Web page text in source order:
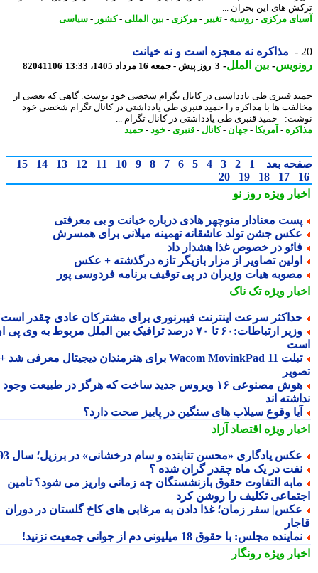
های این بحران ...
مرکزی - روسیه-تغییر-مرکزی - بین المللی-کشور-سیاسی
مذاکره نه معجزه است و نه خیانت
-بین الملل-3 روز پیش - جمعه 16 مرداد 1405، 13:33 82041106
قنبری طی یادداشتی در کانال تگرام شخصی خود نوشت: گاهی که بعضی از
ها با مذاکره را حمید قنبری طی یادداشتی در کانال تگرام شخصی خود
- حمید قنبری طی یادداشتی در کانال تگرام ...
-آمریکا- جهان-کانال-قنبری- خود -حمید
بعد 1
2
3
4
5
6
7
8
9
10
11
12
13
14
15
17
18
19
20
ویژهروز نو
معنادار منوچهر هادی درباره خیانت و بی معرفتی
جشن تولد عاشقانه تهمینه میلانی برای همسرش
در خصوص غذا هشدار داد
تصاویر از مزار بازیگر تازه درگذشته + عکس
هیات وزیران در پی توقیف برنامه فردوسی پور
ویژهتک ناک
سرعت اینترنت فیبرنوری برای مشترکان عادی چقدر است؟
وزیر ارتباطات:۶۰ تا ۷۰ درصد ترافیک بین الملل مربوط به وی پی ان
تبلت Wacom MovinkPad 11 برای هنرمندان دیجیتال معرفی شد +
هوش مصنوعی ۱۶ ویروس جدید ساخت که هرگز در طبیعت وجود
اند
وقوع سیلاب های سنگین در پاییز صحت دارد؟
ویژهاقتصاد آزاد
یادگاری «محسن تنابنده و سام درخشانی» در برزیل؛ سال 93
در یک ماه چقدر گران شده ؟
التفاوت حقوق بازنشستگان چه زمانی واریز می شود؟ تأمین
تکلیف را روشن کرد
سفر زمان؛ غذا دادن به مرغابی های کاخ گلستان در دوران
مجلس: با حقوق 18 میلیونی دم از جوانی جمعیت نزنید!
ویژهرونگار